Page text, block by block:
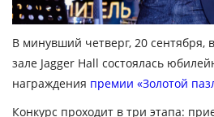
В минувший четверг, 20 сентября,
зале Jagger Hall состоялась
награждения премии «Золотой
Конкурс проходит в три этапа: